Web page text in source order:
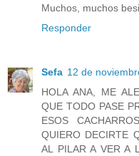
Muchos, muchos
Responder
Sefa 12 de
HOLA ANA, ME
QUE TODO PASE
ESOS
QUIERO DECIRTE
AL PILAR A VER A